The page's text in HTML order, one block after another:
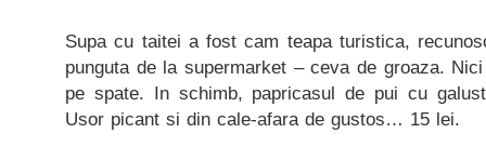
Supa cu taitei a fost cam teapa turistica,
punguta de la supermarket – ceva de groaza.
pe spate. In schimb, papricasul de pui cu
Usor picant si din cale-afara de gustos… 15 lei.